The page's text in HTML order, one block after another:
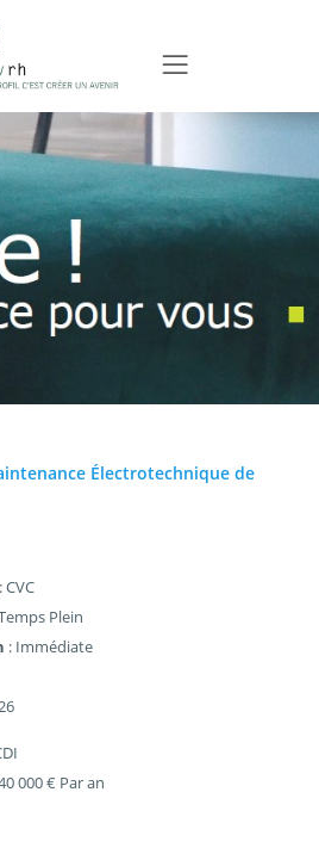
Électrotechnique de
: CVC
Plein
: Immédiate
000 € Par an